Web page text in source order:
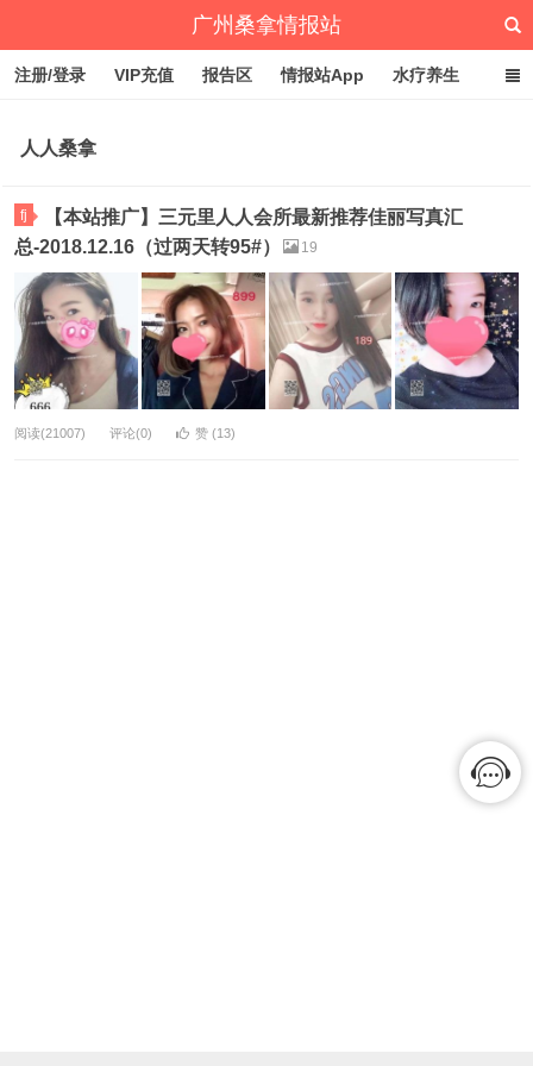
广州桑拿情报站
注册/登录 VIP充值 报告区 情报站App 水疗养生
人人桑拿
fj
【本站推广】三元里人人会所最新推荐佳丽写真汇
总-2018.12.16（过两天转95#）
19
阅读(21007) 评论(0) 赞 (13)